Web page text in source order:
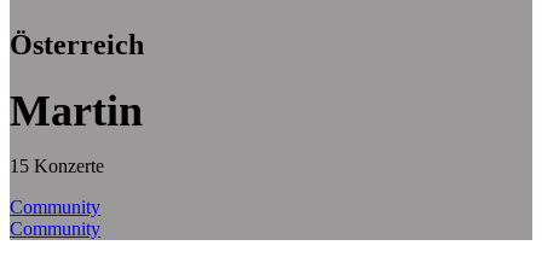
Österreich
Martin
15 Konzerte
Community
Community